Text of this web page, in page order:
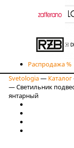
Распродажа %
Svetologia— Каталог
—Светильник
янтарный